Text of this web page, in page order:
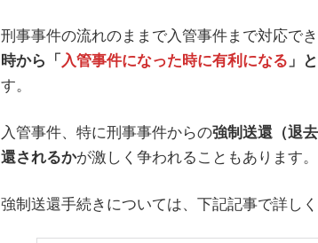
刑事事件の流れのままで入管事件まで対応で
時から「入管事件になった時に有利になる 」
す。
入管事件、特に刑事事件からの強制送還（退去
還されるかが激しく争われることもあります。
強制送還手続きについては、下記記事で詳しく